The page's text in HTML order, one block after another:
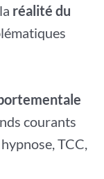
réalité du
courants
TCC,